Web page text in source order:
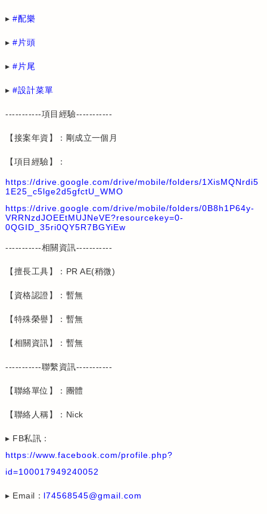
▸ 配樂
▸ 片頭
▸ 片尾
▸ 設計菜單
-----------項目經驗-----------
【接案年資】：剛成立一個月
【項目經驗】：
https://drive.google.com/drive/mobile/folders/1XisMQNrdi5
1E25_c5lge2d5gfctU_WMO
https://drive.google.com/drive/mobile/folders/0B8h1P64y-
VRRNzdJOEEtMUJNeVE?resourcekey=0-
0QGID_35ri0QY5R7BGYiEw
-----------相關資訊-----------
【擅長工具】：PR AE(稍微)
【資格認證】：暫無
【特殊榮譽】：暫無
【相關資訊】：暫無
-----------聯繫資訊-----------
【聯絡單位】：團體
【聯絡人稱】：Nick
▸ FB私訊：
https://www.facebook.com/profile.php?
id=100017949240052
▸ Email： l74568545@gmail.com